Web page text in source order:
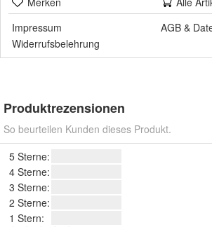
Impressum
AGB &
Widerrufsbelehrung
Produktrezensionen
So beurteilen Kunden dieses Produkt.
5 Sterne:
4 Sterne:
3 Sterne:
2 Sterne:
1 Stern: